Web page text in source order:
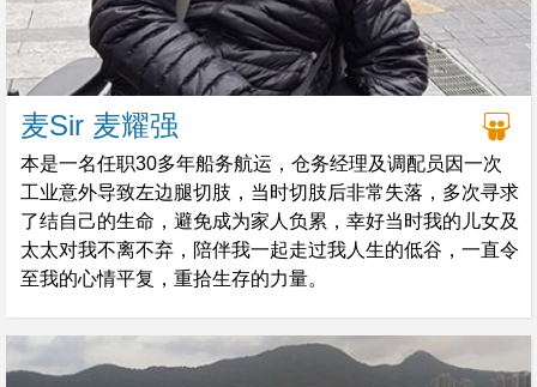
麦Sir 麦耀强
本是一名任职30多年船务航运，仓务经理及调配员因一次
工业意外导致左边腿切肢，当时切肢后非常失落，多次寻求
了结自己的生命，避免成为家人负累，幸好当时我的儿女及
太太对我不离不弃，陪伴我一起走过我人生的低谷，一直令
至我的心情平复，重拾生存的力量。